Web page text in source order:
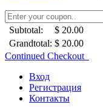
Subtotal:
$ 20.00
Grandtotal: $ 20.00
Continued Checkout
Вход
Регистрация
Контакты